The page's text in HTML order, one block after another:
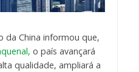
da China informou que,
o país avançará
qualidade, ampliará a